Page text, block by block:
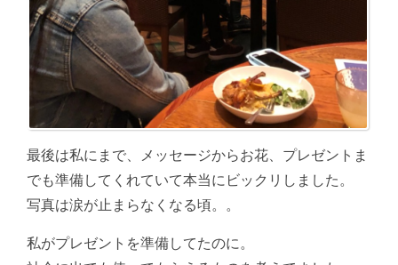
最後は私にまで、メッセージからお花、プレゼントま
でも準備してくれていて本当にビックリしました。
写真は涙が止まらなくなる頃。。
私がプレゼントを準備してたのに。